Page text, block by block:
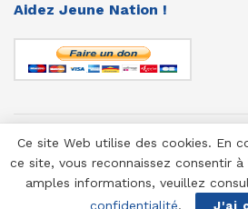
Aidez Jeune Nation !
© 1958-2025 Jeune Nation
Ce site Web utilise des cookies. En
ce site, vous reconnaissez consentir
amples informations, veuillez
confidentialité. J'ai